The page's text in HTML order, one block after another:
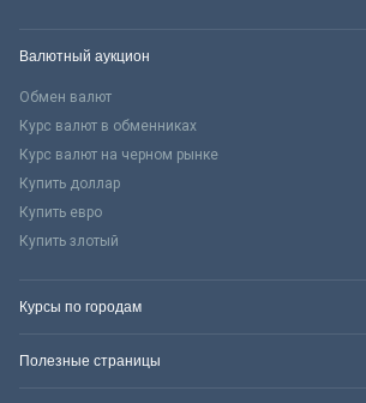
Валютный аукцион
Обмен валют
Курс валют в обменниках
Курс валют на черном рынке
Купить доллар
Купить евро
Купить злотый
Курсы по городам
Полезные страницы